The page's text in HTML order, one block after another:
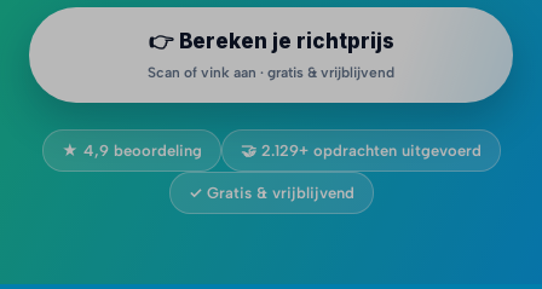
👉 Bereken je richtprijs
Scan of vink aan · gratis & vrijblijvend
★ 4,9 beoordeling 🤝 2.129+ opdrachten uitgevoerd
✓ Gratis & vrijblijvend